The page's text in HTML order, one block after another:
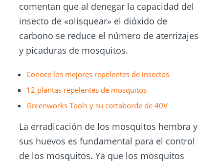
comentan que al denegar la capacidad del
insecto de «olisquear» el dióxido de
carbono se reduce el número de aterrizajes
y picaduras de mosquitos.
Conoce los mejores repelentes de insectos
12 plantas repelentes de mosquitos
Greenworks Tools y su cortaborde de 40V
La erradicación de los mosquitos hembra y
sus huevos es fundamental para el control
de los mosquitos. Ya que los mosquitos